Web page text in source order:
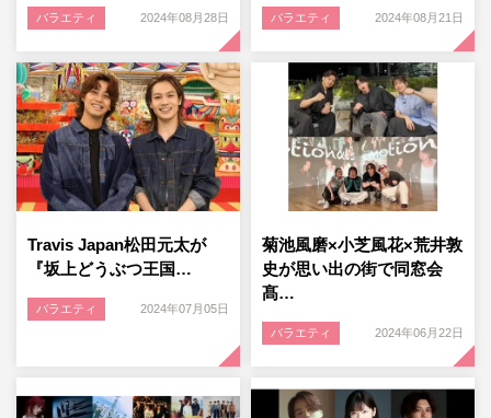
バラエティ 2024年08月28日 バラエティ 2024年08月21日
Travis Japan松田元太が
『坂上どうぶつ王国…
バラエティ 2024年07月05日
菊池風磨×小芝風花×荒井敦
史が思い出の街で同窓会
髙…
バラエティ 2024年06月22日